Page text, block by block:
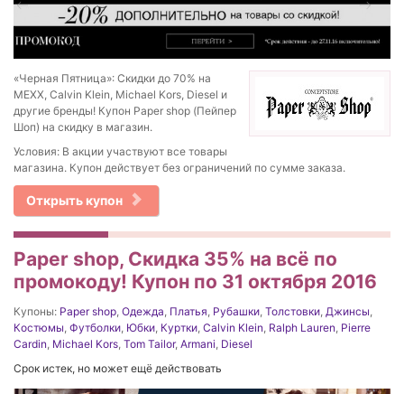
«Черная Пятница»: Скидки до 70% на
MEXX, Calvin Klein, Michael Kors, Diesel и
другие бренды! Купон Paper shop (Пейпер
Шоп) на скидку в магазин.
Условия: В акции участвуют все товары
магазина. Купон действует без ограничений по сумме заказа.
Открыть купон
Paper shop, Скидка 35% на всё по
промокоду! Купон по 31 октября 2016
Купоны: Paper shop, Одежда, Платья, Рубашки, Толстовки, Джинсы,
Костюмы, Футболки, Юбки, Куртки, Calvin Klein, Ralph Lauren, Pierre
Cardin, Michael Kors, Tom Tailor, Armani, Diesel
Срок истек, но может ещё действовать